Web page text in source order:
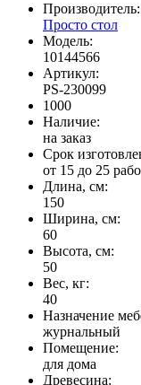
Производитель:
Просто стол
Модель:
10144566
Артикул:
PS-230099
1000
Наличие:
на заказ
Срок
от 15 до 25
Длина, см:
150
Ширина, см:
60
Высота, см:
50
Вес, кг:
40
Назначение
журнальный
Помещение:
для дома
Древесина: